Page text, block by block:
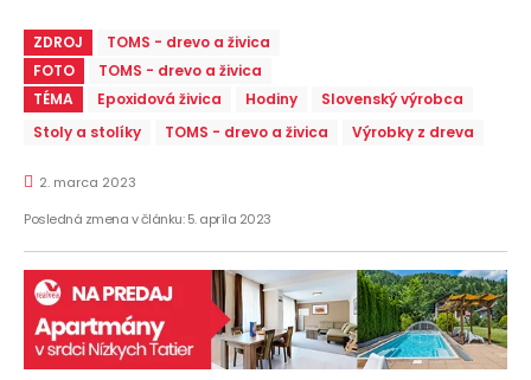
ZDROJ
TOMS - drevo a živica
FOTO
TOMS - drevo a živica
TÉMA
Epoxidová živica Hodiny
Slovenský výrobca
Stoly a stolíky
TOMS - drevo a živica Výrobky z dreva
2. marca 2023
Posledná zmena v článku: 5. apríla 2023